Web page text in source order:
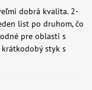
dobrá kvalita. 2-
list po druhom, čo
pre oblasti s
krátkodobý styk s